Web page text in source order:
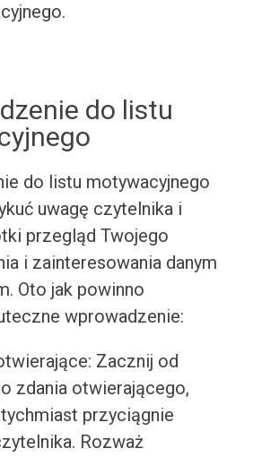
do listu
do listu motywacyjnego
uwagę czytelnika i
przegląd Twojego
i zainteresowania danym
Oto jak powinno
wprowadzenie:
Zacznij od
zdania otwierającego,
przyciągnie
Rozważ